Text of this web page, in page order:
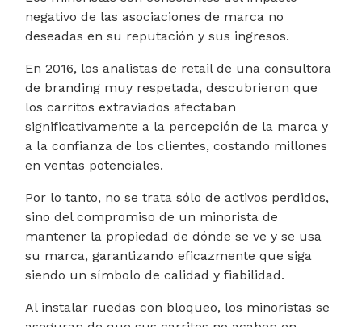
negativo de las asociaciones de marca no
deseadas en su reputación y sus ingresos.
En 2016, los analistas de retail de una consultora
de branding muy respetada, descubrieron que
los carritos extraviados afectaban
significativamente a la percepción de la marca y
a la confianza de los clientes, costando millones
en ventas potenciales.
Por lo tanto, no se trata sólo de activos perdidos,
sino del compromiso de un minorista de
mantener la propiedad de dónde se ve y se usa
su marca, garantizando eficazmente que siga
siendo un símbolo de calidad y fiabilidad.
Al instalar ruedas con bloqueo, los minoristas se